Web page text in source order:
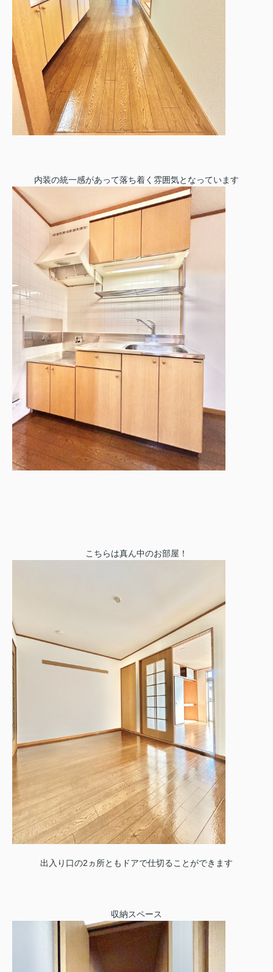
内装の統一感があって落ち着く雰囲気となっています
こちらは真ん中のお部屋！
出入り口の2ヵ所ともドアで仕切ることができます
収納スペース